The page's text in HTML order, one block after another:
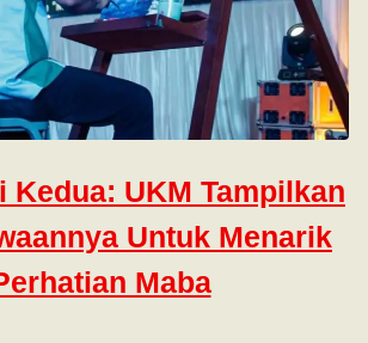
Kedua: UKM Tampilkan
Untuk Menarik
Maba